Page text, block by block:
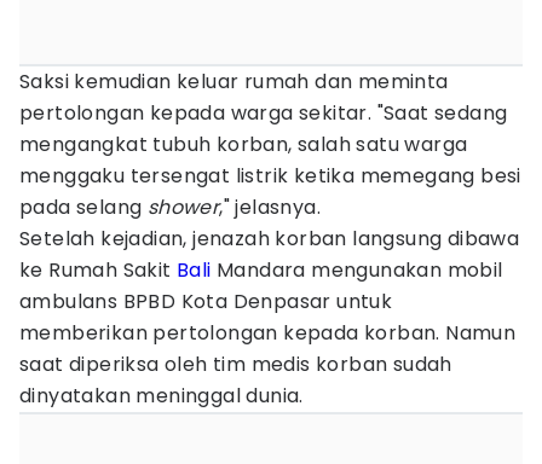
Saksi kemudian keluar rumah dan meminta
pertolongan kepada warga sekitar. "Saat sedang
mengangkat tubuh korban, salah satu warga
menggaku tersengat listrik ketika memegang besi
pada selang shower," jelasnya.
Setelah kejadian, jenazah korban langsung dibawa
ke Rumah Sakit Bali Mandara mengunakan mobil
ambulans BPBD Kota Denpasar untuk
memberikan pertolongan kepada korban. Namun
saat diperiksa oleh tim medis korban sudah
dinyatakan meninggal dunia.